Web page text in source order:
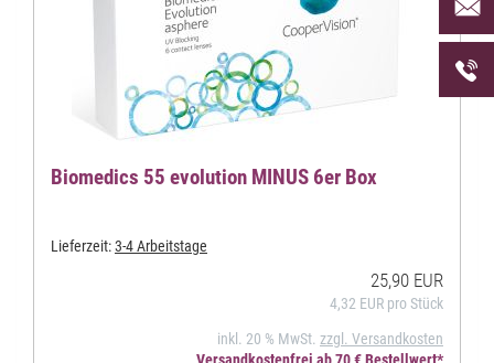
Biomedics 55 evolution MINUS 6er Box
Lieferzeit:3-4 Arbeitstage
25,90 EUR
4,32 EUR pro Stück
inkl. 20 % MwSt. zzgl. Versandkosten
uns
uns